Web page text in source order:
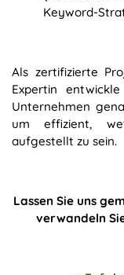
Keyword-
Als zertifizierte
Expertin
Unternehmen
um effizient,
aufgestellt zu sein.
Lassen Sie uns
verwandeln